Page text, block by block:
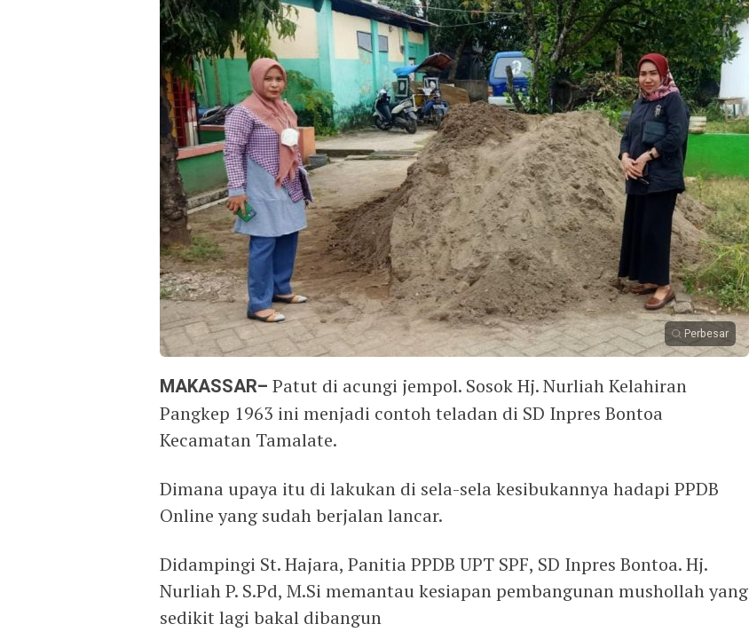
Perbesar
MAKASSAR– Patut di acungi jempol. Sosok Hj. Nurliah Kelahiran
Pangkep 1963 ini menjadi contoh teladan di SD Inpres Bontoa
Kecamatan Tamalate.
Dimana upaya itu di lakukan di sela-sela kesibukannya hadapi PPDB
Online yang sudah berjalan lancar.
Didampingi St. Hajara, Panitia PPDB UPT SPF, SD Inpres Bontoa. Hj.
Nurliah P. S.Pd, M.Si memantau kesiapan pembangunan mushollah yang
sedikit lagi bakal dibangun